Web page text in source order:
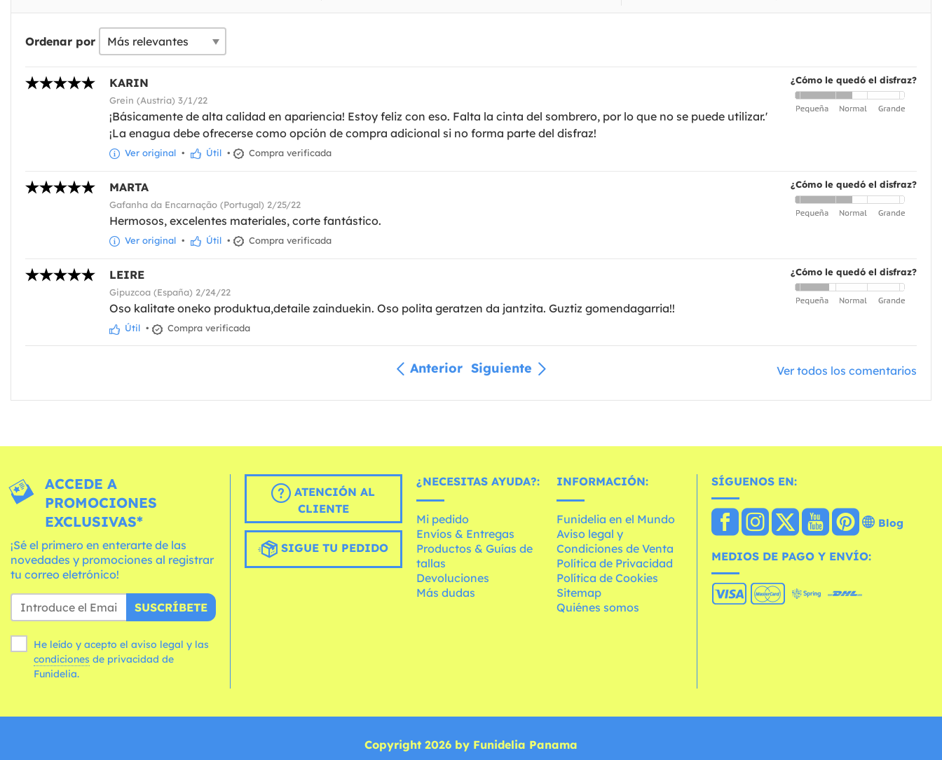
Ordenar por
¿Cómo le quedó el disfraz?
KARIN
Grein (Austria) 3/1/22
¡Básicamente de alta calidad en apariencia! Estoy feliz con eso. Falta la cinta del sombrero, por lo que no se puede utilizar.'
¡La enagua debe ofrecerse como opción de compra adicional si no forma parte del disfraz!
Ver original • Útil • Compra verificada
¿Cómo le quedó el disfraz?
MARTA
Gafanha da Encarnação (Portugal) 2/25/22
Hermosos, excelentes materiales, corte fantástico.
Ver original • Útil • Compra verificada
¿Cómo le quedó el disfraz?
LEIRE
Gipuzcoa (España) 2/24/22
Oso kalitate oneko produktua,detaile zainduekin. Oso polita geratzen da jantzita. Guztiz gomendagarria!!
Útil • Compra verificada
Anterior Siguiente Ver todos los comentarios
ACCEDE A
PROMOCIONES
EXCLUSIVAS*
¡Sé el primero en enterarte de las
novedades y promociones al registrar
tu correo eletrónico!
SUSCRÍBETE
He leído y acepto el aviso legal y las
condiciones
Funidelia.
ATENCIÓN AL
CLIENTE
SIGUE TU PEDIDO
¿NECESITAS AYUDA?:
Mi pedido
Envíos & Entregas
Productos & Guías de
tallas
Devoluciones
Más dudas
INFORMACIÓN:
Funidelia en el Mundo
Aviso legal y
Condiciones de Venta
Política de Privacidad
Política de Cookies
Sitemap
Quiénes somos
SÍGUENOS EN:
Blog
MEDIOS DE PAGO Y ENVÍO:
Copyright 2026 by Funidelia Panama